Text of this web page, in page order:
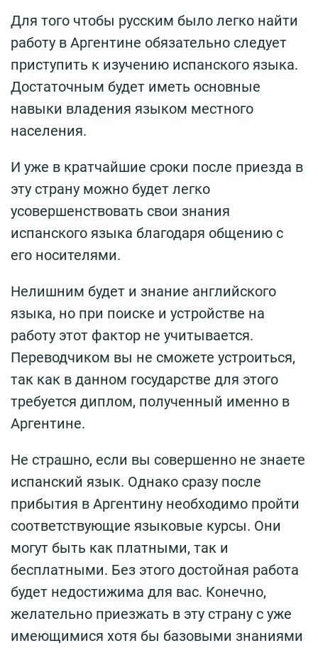
Для того чтобы русским было легко найти
работу в Аргентине обязательно следует
приступить к изучению испанского языка.
Достаточным будет иметь основные
навыки владения языком местного
населения.
И уже в кратчайшие сроки после приезда в
эту страну можно будет легко
усовершенствовать свои знания
испанского языка благодаря общению с
его носителями.
Нелишним будет и знание английского
языка, но при поиске и устройстве на
работу этот фактор не учитывается.
Переводчиком вы не сможете устроиться,
так как в данном государстве для этого
требуется диплом, полученный именно в
Аргентине.
Не страшно, если вы совершенно не знаете
испанский язык. Однако сразу после
прибытия в Аргентину необходимо пройти
соответствующие языковые курсы. Они
могут быть как платными, так и
бесплатными. Без этого достойная работа
будет недостижима для вас. Конечно,
желательно приезжать в эту страну с уже
имеющимися хотя бы базовыми знаниями